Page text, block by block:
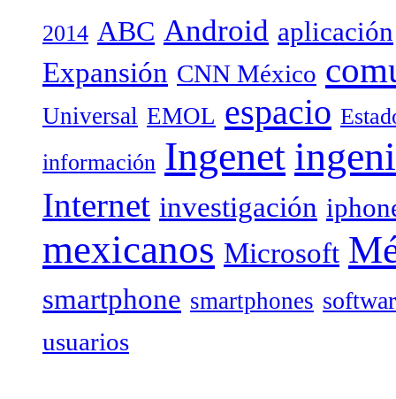
2014 ABC Android aplicación
Expansión CNN México
Universal EMOL espacio
información Ingenet
Internet investigación
mexicanos Microsoft
smartphone smartphones
usuarios